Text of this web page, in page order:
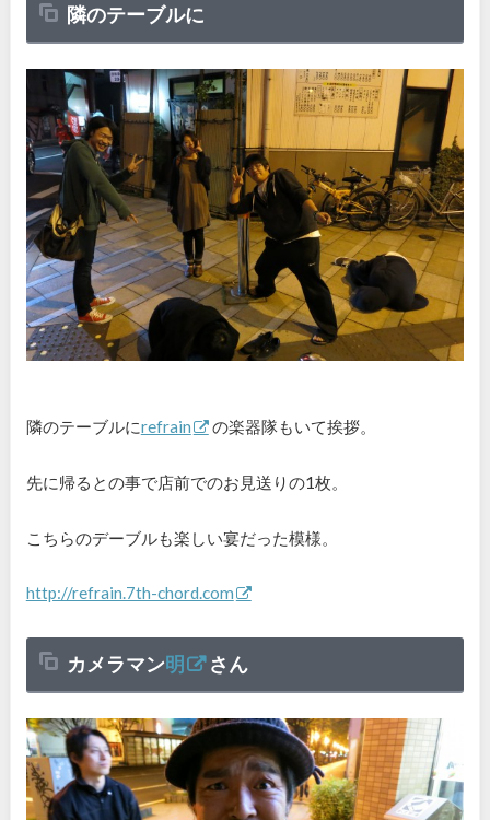
隣のテーブルに
隣のテーブルにrefrain の楽器隊もいて挨拶。
先に帰るとの事で店前でのお見送りの1枚。
こちらのデーブルも楽しい宴だった模様。
http://refrain.7th-chord.com
カメラマン明 さん